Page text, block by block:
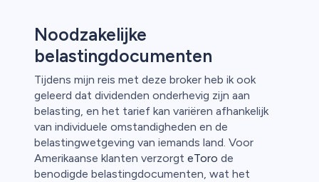
Noodzakelijke
belastingdocumenten
Tijdens mijn reis met deze broker heb ik ook
geleerd dat dividenden onderhevig zijn aan
belasting, en het tarief kan variëren afhankelijk
van individuele omstandigheden en de
belastingwetgeving van iemands land. Voor
Amerikaanse klanten verzorgt eToro de
benodigde belastingdocumenten, wat het